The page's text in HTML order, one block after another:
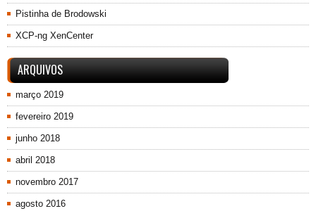
Pistinha de Brodowski
XCP-ng XenCenter
ARQUIVOS
março 2019
fevereiro 2019
junho 2018
abril 2018
novembro 2017
agosto 2016